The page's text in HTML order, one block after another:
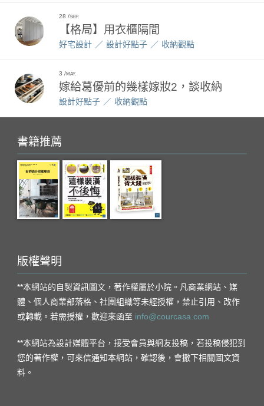
28 SEP.
【格局】用衣櫃隔間
好宅設計 設計好點子 收納觀點
3 MAY.
嫁給葛優前的幾樣嫁妝2，談收納
設計好點子 收納觀點
書籍推薦
版權聲明
**本網站的自製資訊圖文，著作權屬於小院。凡商業網站、媒
體、個人商業部落格、社團組織等未經授權，禁止引用、改作
或轉載。若需授權，歡迎來函至 info@courcasa.com
**本網站為設計媒體平台，接受會員與網友投稿，若投稿侵犯到
您的著作權，可來信通知本網站，確認後，會撤下相關圖文資
料。